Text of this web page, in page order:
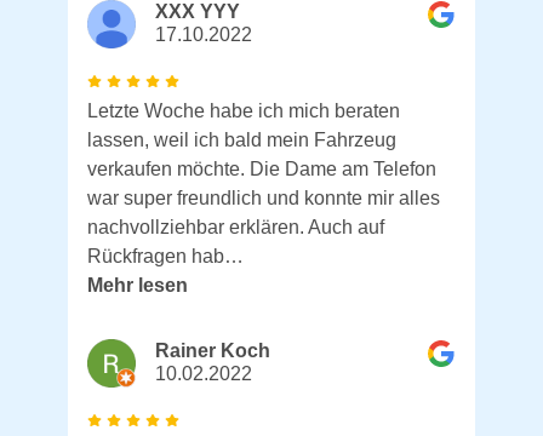
XXX YYY
17.10.2022
Letzte Woche habe ich mich beraten
lassen, weil ich bald mein Fahrzeug
verkaufen möchte. Die Dame am Telefon
war super freundlich und konnte mir alles
nachvollziehbar erklären. Auch auf
Rückfragen hab…
Mehr lesen
Rainer Koch
10.02.2022